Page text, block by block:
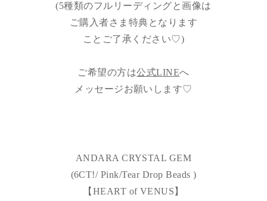
(5種類のフルリーディングと画像は
ご購入者さま特典となります
ことご了承ください♡)
ご希望の方は公式LINEへ
メッセージお願いします♡
ANDARA CRYSTAL GEM
(6CT!/ Pink/Tear Drop Beads )
【HEART of VENUS】